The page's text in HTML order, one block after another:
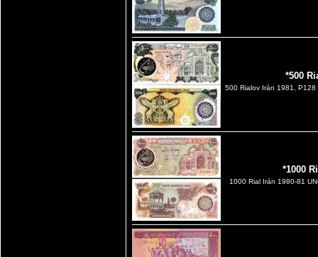
*500
500 Rialov Irán 1981, P128
*1000
1000 Rial Irán 1980-81